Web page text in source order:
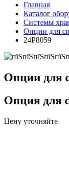
Главная
Каталог
Системы
Опции для
24P8059
Опции для
Опция для
Цену уточняйте